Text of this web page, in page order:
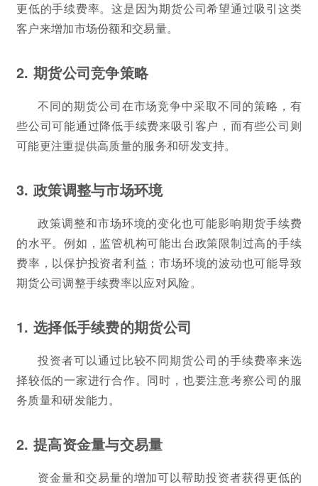
更低的手续费率。这是因为期货公司希望通过吸引这类
客户来增加市场份额和交易量。
2. 期货公司竞争策略
不同的期货公司在市场竞争中采取不同的策略，有
些公司可能通过降低手续费来吸引客户，而有些公司则
可能更注重提供高质量的服务和研发支持。
3. 政策调整与市场环境
政策调整和市场环境的变化也可能影响期货手续费
的水平。例如，监管机构可能出台政策限制过高的手续
费率，以保护投资者利益；市场环境的波动也可能导致
期货公司调整手续费率以应对风险。
1. 选择低手续费的期货公司
投资者可以通过比较不同期货公司的手续费率来选
择较低的一家进行合作。同时，也要注意考察公司的服
务质量和研发能力。
2. 提高资金量与交易量
资金量和交易量的增加可以帮助投资者获得更低的